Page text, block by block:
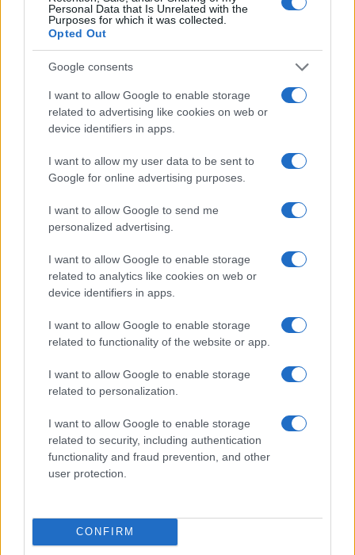
Personal Data that Is Unrelated with the
Purposes for which it was collected.
Opted Out
Google consents
I want to allow Google to enable storage
related to advertising like cookies on web or
device identifiers in apps.
I want to allow my user data to be sent to
Google for online advertising purposes.
I want to allow Google to send me
personalized advertising.
I want to allow Google to enable storage
related to analytics like cookies on web or
device identifiers in apps.
I want to allow Google to enable storage
related to functionality of the website or app.
I want to allow Google to enable storage
related to personalization.
I want to allow Google to enable storage
related to security, including authentication
functionality and fraud prevention, and other
user protection.
CONFIRM
amate dell’estate 2026
NECROLOGIE
Mario Malu
Paolo Pinna
I nostri cari
I nostri cari